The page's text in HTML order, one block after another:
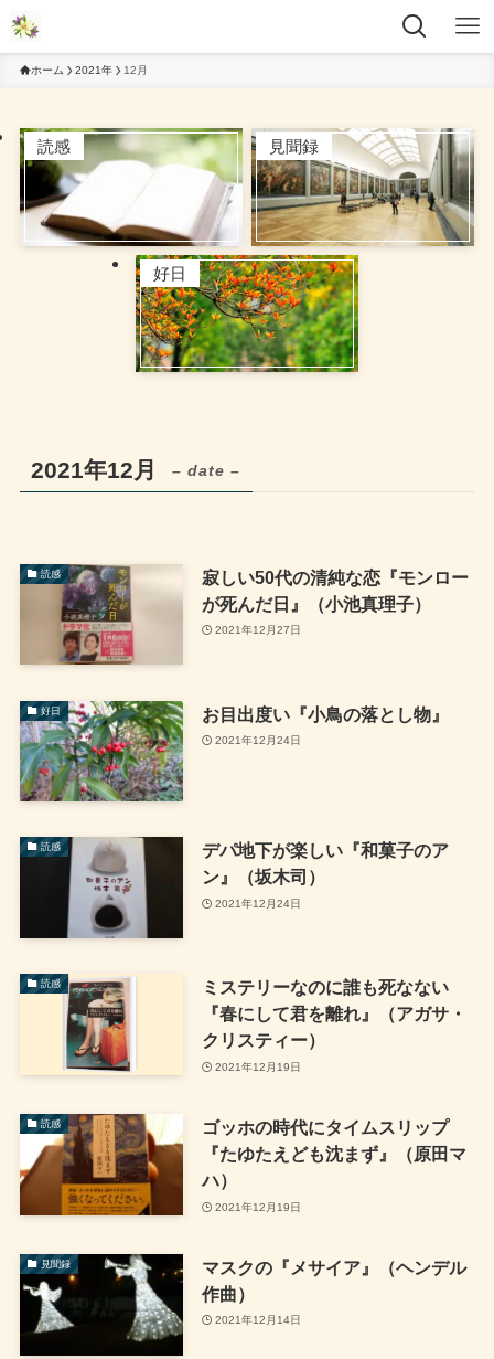
ホーム 2021年 12月
読感 見聞録
好日
2021年12月 – date –
読感
寂しい50代の清純な恋『モンロー
が死んだ日』（小池真理子）
2021年12月27日
好日 お目出度い『小鳥の落とし物』
2021年12月24日
読感
デパ地下が楽しい『和菓子のア
ン』（坂木司）
2021年12月24日
読感
ミステリーなのに誰も死なない
『春にして君を離れ』（アガサ・
クリスティー）
2021年12月19日
読感
ゴッホの時代にタイムスリップ
『たゆたえども沈まず』（原田マ
ハ）
2021年12月19日
見聞録
マスクの『メサイア』（ヘンデル
作曲）
2021年12月14日